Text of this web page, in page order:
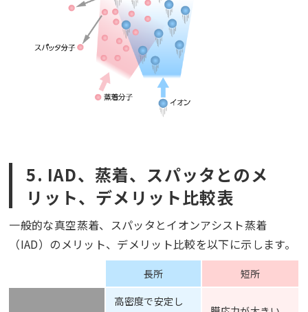
5. IAD、蒸着、スパッタとのメ
リット、デメリット比較表
一般的な真空蒸着、スパッタとイオンアシスト蒸着
（IAD）のメリット、デメリット比較を以下に示します。
長所 短所
高密度で安定し